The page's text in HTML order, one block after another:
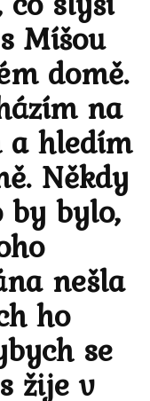
Míšou
domě.
na
a hledím
Někdy
bylo,
nešla
ho
se
žije v